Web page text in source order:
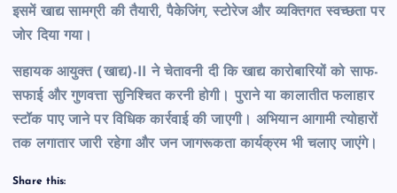
इसमें खाद्य सामग्री की तैयारी, पैकेजिंग, स्टोरेज और व्यक्तिगत स्वच्छता पर
जोर दिया गया।
सहायक आयुक्त (खाद्य)-II ने चेतावनी दी कि खाद्य कारोबारियों को साफ-
सफाई और गुणवत्ता सुनिश्चित करनी होगी। पुराने या कालातीत फलाहार
स्टॉक पाए जाने पर विधिक कार्रवाई की जाएगी। अभियान आगामी त्योहारों
तक लगातार जारी रहेगा और जन जागरूकता कार्यक्रम भी चलाए जाएंगे।
Share this: